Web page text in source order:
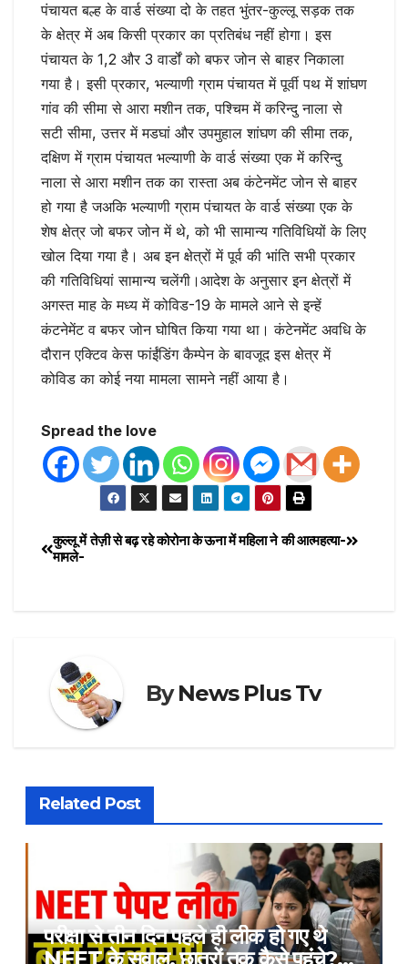
पंचायत बल्ह के वार्ड संख्या दो के तहत भुंतर-कुल्लू सड़क तक
के क्षेत्र में अब किसी प्रकार का प्रतिबंध नहीं होगा। इस
पंचायत के 1,2 और 3 वार्डों को बफर जोन से बाहर निकाला
गया है। इसी प्रकार, भल्याणी ग्राम पंचायत में पूर्वी पथ में शांघण
गांव की सीमा से आरा मशीन तक, पश्चिम में करिन्दु नाला से
सटी सीमा, उत्तर में मडघां और उपमुहाल शांघण की सीमा तक,
दक्षिण में ग्राम पंचायत भल्याणी के वार्ड संख्या एक में करिन्दु
नाला से आरा मशीन तक का रास्ता अब कंटेनमेंट जोन से बाहर
हो गया है जअकि भल्याणी ग्राम पंचायत के वार्ड संख्या एक के
शेष क्षेत्र जो बफर जोन में थे, को भी सामान्य गतिविधियों के लिए
खोल दिया गया है। अब इन क्षेत्रों में पूर्व की भांति सभी प्रकार
की गतिविधियां सामान्य चलेंगी।आदेश के अनुसार इन क्षेत्रों में
अगस्त माह के मध्य में कोविड-19 के मामले आने से इन्हें
कंटनेमेंट व बफर जोन घोषित किया गया था। कंटेनमेंट अवधि के
दौरान एक्टिव केस फांईंडिंग कैम्पेन के बावजूद इस क्षेत्र में
कोविड का कोई नया मामला सामने नहीं आया है।
Spread the love
ऊना में महिला ने की आत्महत्या-
कुल्लू में तेज़ी से बढ़ रहे कोरोना के
मामले-
ByNews Plus Tv
Related Post
परीक्षा से तीन दिन पहले ही लीक हो गए थे